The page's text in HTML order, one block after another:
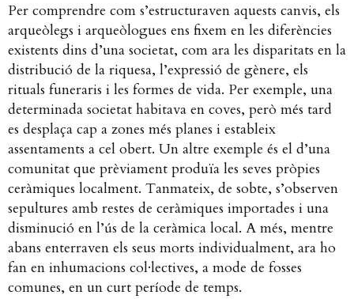
Per comprendre com s’estructuraven aquests canvis, els
arqueòlegs i arqueòlogues ens fixem en les diferències
existents dins d’una societat, com ara les disparitats en la
distribució de la riquesa, l’expressió de gènere, els
rituals funeraris i les formes de vida. Per exemple, una
determinada societat habitava en coves, però més tard
es desplaça cap a zones més planes i estableix
assentaments a cel obert. Un altre exemple és el d’una
comunitat que prèviament produïa les seves pròpies
ceràmiques localment. Tanmateix, de sobte, s’observen
sepultures amb restes de ceràmiques importades i una
disminució en l’ús de la ceràmica local. A més, mentre
abans enterraven els seus morts individualment, ara ho
fan en inhumacions col·lectives, a mode de fosses
comunes, en un curt període de temps.